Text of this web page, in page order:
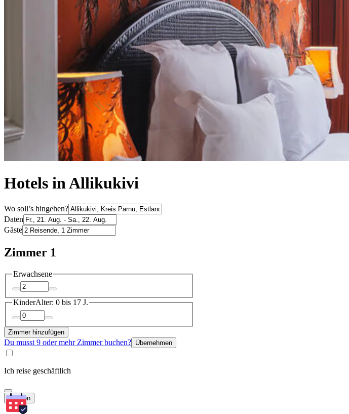
Hotels in Allikukivi
Wo soll’s hingehen?
Daten
Gäste
Zimmer 1
Erwachsene
KinderAlter: 0 bis 17 J.
Zimmer hinzufügen
Du musst 9 oder mehr Zimmer buchen? Übernehmen
Ich reise geschäftlich
Suchen